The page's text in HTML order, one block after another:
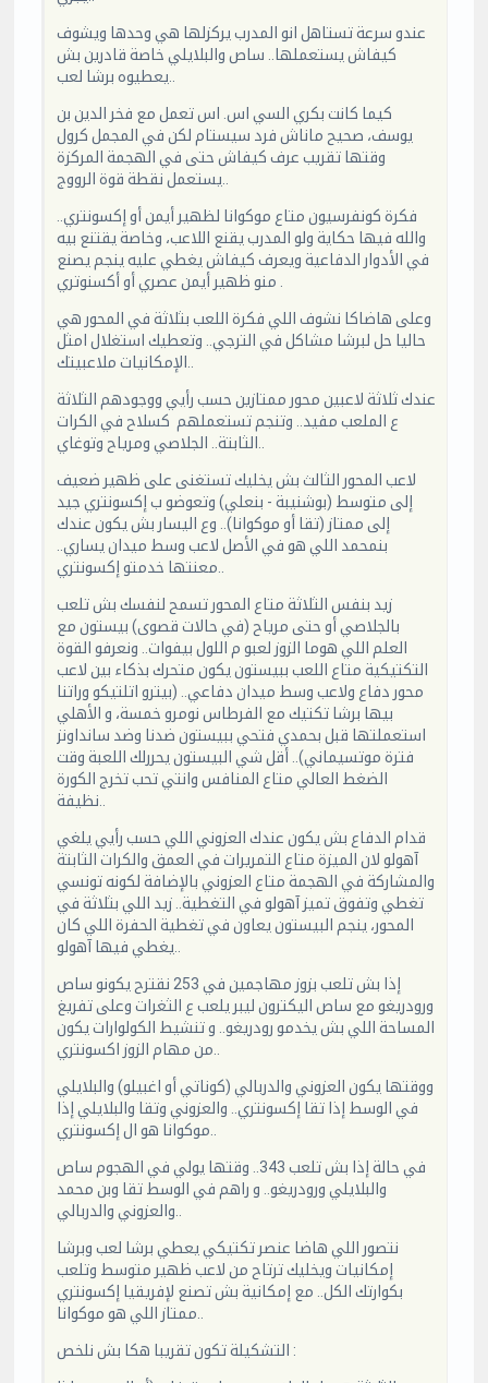
عندو سرعة تستاهل انو المدرب يركزلها هي وحدها ويشوف
كيفاش يستعملها.. ساص والبلايلي خاصة قادرين بش
كيما كانت بكري السي اس. اس تعمل مع فخر الدين بن
يوسف، صحيح ماناش فرد سيستام لكن في المجمل كرول
وقتها تقريب عرف كيفاش حتى في الهجمة المركزة
فكرة كونفرسيون متاع موكوانا لظهير أيمن أو إكسونتري..
والله فيها حكاية ولو المدرب يقنع اللاعب، وخاصة يقتنع بيه
في الأدوار الدفاعية ويعرف كيفاش يغطي عليه ينجم يصنع
وعلى هاضاكا نشوف اللي فكرة اللعب بثلاثة في المحور هي
حاليا حل لبرشا مشاكل في الترجي.. وتعطيك استغلال امثل
عندك ثلاثة لاعبين محور ممتازين حسب رأيي ووجودهم الثلاثة
ع الملعب مفيد.. وتنجم تستعملهم كسلاح في الكرات
لاعب المحور الثالث بش يخليك تستغنى على ظهير ضعيف
إلى متوسط (بوشنيبة - بنعلي) وتعوضو ب إكسونتري جيد
إلى ممتاز (تقا أو موكوانا).. وع اليسار بش يكون عندك
بنمحمد اللي هو في الأصل لاعب وسط ميدان يساري..
زيد بنفس الثلاثة متاع المحور تسمح لنفسك بش تلعب
بالجلاصي أو حتى مرياح (في حالات قصوى) بيستون مع
العلم اللي هوما الزوز لعبو م اللول بيفوات.. ونعرفو القوة
التكتيكية متاع اللعب ببيستون يكون متحرك بذكاء بين لاعب
محور دفاع ولاعب وسط ميدان دفاعي.. (بيترو اتلتيكو وراتنا
بيها برشا تكتيك مع الفرطاس نومرو خمسة، و الأهلي
استعملتها قبل بحمدي فتحي ببيستون ضدنا وضد سانداونز
فترة موتسيماني).. أقل شي البيستون يحررلك اللعبة وقت
الضغط العالي متاع المنافس وانتي تحب تخرج الكورة
قدام الدفاع بش يكون عندك العزوني اللي حسب رأيي يلغي
آهولو لان الميزة متاع التمريرات في العمق والكرات الثابتة
والمشاركة في الهجمة متاع العزوني بالإضافة لكونه تونسي
تغطي وتفوق تميز آهولو في التغطية.. زيد اللي بثلاثة في
المحور، ينجم البيستون يعاون في تغطية الحفرة اللي كان
إذا بش تلعب بزوز مهاجمين في 253 نقترح يكونو ساص
ورودريغو مع ساص اليكترون ليبر يلعب ع الثغرات وعلى تفريغ
المساحة اللي بش يخدمو رودريغو.. و تنشيط الكولوارات يكون
ووقتها يكون العزوني والدربالي (كوناتي أو اغبيلو) والبلايلي
في الوسط إذا تقا إكسونتري.. والعزوني وتقا والبلايلي إذا
في حالة إذا بش تلعب 343.. وقتها يولي في الهجوم ساص
والبلايلي ورودريغو.. و راهم في الوسط تقا وبن محمد
نتصور اللي هاضا عنصر تكتيكي يعطي برشا لعب وبرشا
إمكانيات ويخليك ترتاح من لاعب ظهير متوسط وتلعب
بكوارتك الكل.. مع إمكانية بش تصنع لإفريقيا إكسونتري
التشكيلة تكون تقريبا هكا بش نلخص :